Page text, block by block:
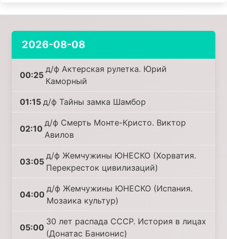
2026-08-08
00:25
д/ф Актерская рулетка. Юрий
Каморный
01:15 д/ф Тайны замка Шамбор
02:10
д/ф Смерть Монте-Кристо. Виктор
Авилов
03:05
д/ф Жемчужины ЮНЕСКО (Хорватия.
Перекресток цивилизаций)
04:00
д/ф Жемчужины ЮНЕСКО (Испания.
Мозаика культур)
05:00
30 лет распада СССР. История в лицах
(Донатас Банионис)